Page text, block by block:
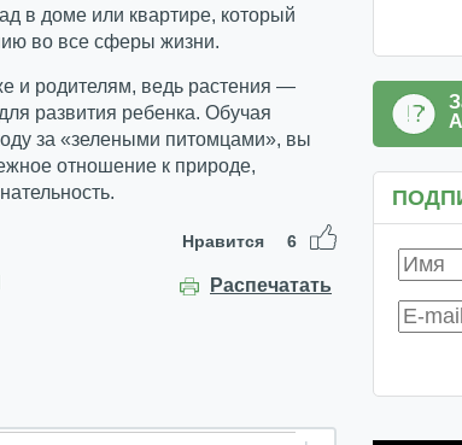
в доме или квартире, который
во все сферы жизни.
и родителям, ведь растения —
развития ребенка. Обучая
за «зелеными питомцами», вы
отношение к природе,
Нравится 6
Распечатать